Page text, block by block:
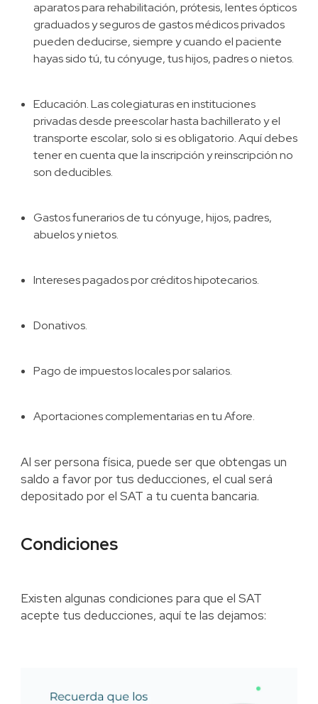
aparatos para rehabilitación, prótesis, lentes ópticos
graduados y seguros de gastos médicos privados
pueden deducirse, siempre y cuando el paciente
hayas sido tú, tu cónyuge, tus hijos, padres o nietos.
Educación. Las colegiaturas en instituciones
privadas desde preescolar hasta bachillerato y el
transporte escolar, solo si es obligatorio. Aquí debes
tener en cuenta que la inscripción y reinscripción no
son deducibles.
Gastos funerarios de tu cónyuge, hijos, padres,
abuelos y nietos.
Intereses pagados por créditos hipotecarios.
Donativos.
Pago de impuestos locales por salarios.
Aportaciones complementarias en tu Afore.
Al ser persona física, puede ser que obtengas un
saldo a favor por tus deducciones, el cual será
depositado por el SAT a tu cuenta bancaria.
Condiciones
Existen algunas condiciones para que el SAT
acepte tus deducciones, aquí te las dejamos: